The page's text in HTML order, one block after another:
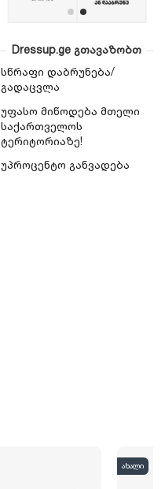
Dressup.ge გთავაზობთ
სწრაფი დაბრუნება/
გადაცვლა
უფასო მიწოდება მთელი
საქართველოს
ტერიტორიაზე!
უპროცენტო განვადება
ახალი